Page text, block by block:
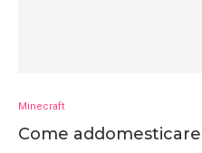
Minecraft
Come